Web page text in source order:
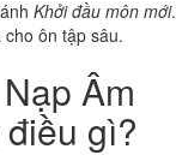
Khởi đầu môn mới.
ôn tập sâu.
Âm
gì?